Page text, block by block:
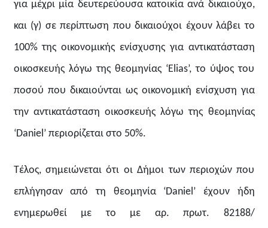
για μέχρι μία δευτερεύουσα κατοικία ανά δικαιούχο,
και (γ) σε περίπτωση που δικαιούχοι έχουν λάβει το
100% της οικονομικής ενίσχυσης για αντικατάσταση
οικοσκευής λόγω της θεομηνίας ‘Elias’, το ύψος του
ποσού που δικαιούνται ως οικονομική ενίσχυση για
την αντικατάσταση οικοσκευής λόγω της θεομηνίας
‘Daniel’ περιορίζεται στο 50%.
Τέλος, σημειώνεται ότι οι Δήμοι των περιοχών που
επλήγησαν από τη θεομηνία ‘Daniel ’ έχουν ήδη
ενημερωθεί με το με αρ. πρωτ. 82188/